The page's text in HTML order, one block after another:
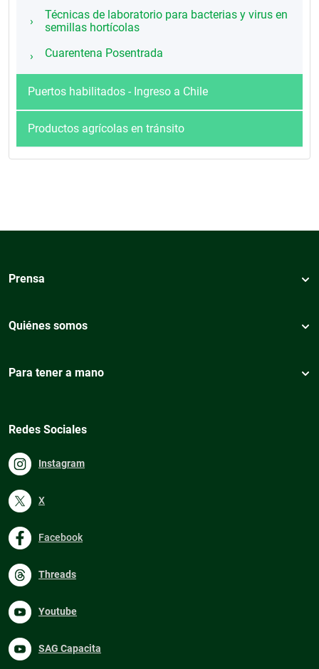
Técnicas de laboratorio para bacterias y virus en
semillas hortícolas
Cuarentena Posentrada
Puertos habilitados - Ingreso a Chile
Productos agrícolas en tránsito
Prensa
Quiénes somos
Para tener a mano
Redes Sociales
Instagram
X
Facebook
Threads
Youtube
SAG Capacita